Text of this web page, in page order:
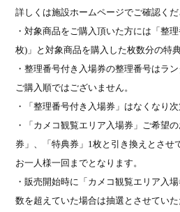
詳しくは施設ホームページでご確認くだ
・対象商品をご購入頂いた方には「整
枚) 」と対象商品を購入した枚数分の特
・整理番号付き入場券の整理番号はラ
ご購入順ではございません。
・「整理番号付き入場券」はなくなり
・「カメコ観覧エリア入場券」ご希望
券」、「特典券」 1枚と引き換えとさせ
お一人様一回までとなります。
・販売開始時に「カメコ観覧エリア入
数を超えていた場合は抽選とさせていた